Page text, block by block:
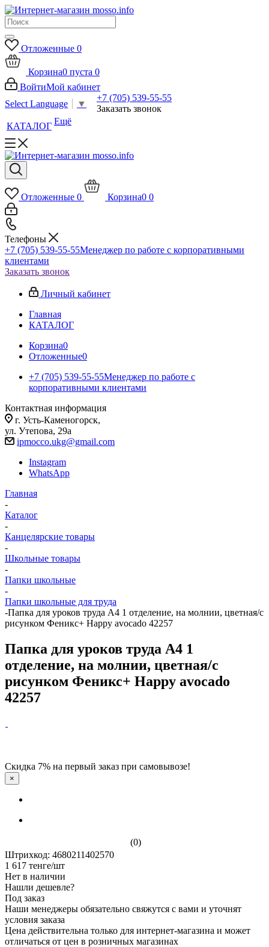
Отложенные 0
Корзина0 пуста 0
ВойтиМой кабинет
Select Language
▼
+7 (705) 539-55-55
Заказать звонок
КАТАЛОГ Ещё
Отложенные 0 Корзина0 0
Телефоны
+7 (705) 539-55-55Менеджер по работе с корпоративными
клиентами
Заказать звонок
Личный кабинет
Главная
КАТАЛОГ
Корзина0
Отложенные0
+7 (705) 539-55-55Менеджер по работе с
корпоративными клиентами
Контактная информация
г. Усть-Каменогорск,
ул. Утепова, 29а
ipmocco.ukg@gmail.com
Instagram
WhatsApp
Главная
-
Каталог
-
Канцелярские товары
-
Школьные товары
-
Папки школьные
-
Папки школьные для труда
-Папка для уроков труда А4 1 отделение, на молнии, цветная/с
рисунком Феникс+ Happy avocado 42257
Папка для уроков труда А4 1
отделение, на молнии, цветная/с
рисунком Феникс+ Happy avocado
42257
Скидка 7% на первый заказ при самовывозе!
×
(0)
Штрихкод: 4680211402570
1 617 тенге/шт
Нет в наличии
Нашли дешевле?
Под заказ
Наши менеджеры обязательно свяжутся с вами и уточнят
условия заказа
Цена действительна только для интернет-магазина и может
отличаться от цен в розничных магазинах